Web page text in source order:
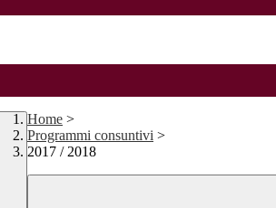
Home >
Programmi consuntivi >
2017 / 2018